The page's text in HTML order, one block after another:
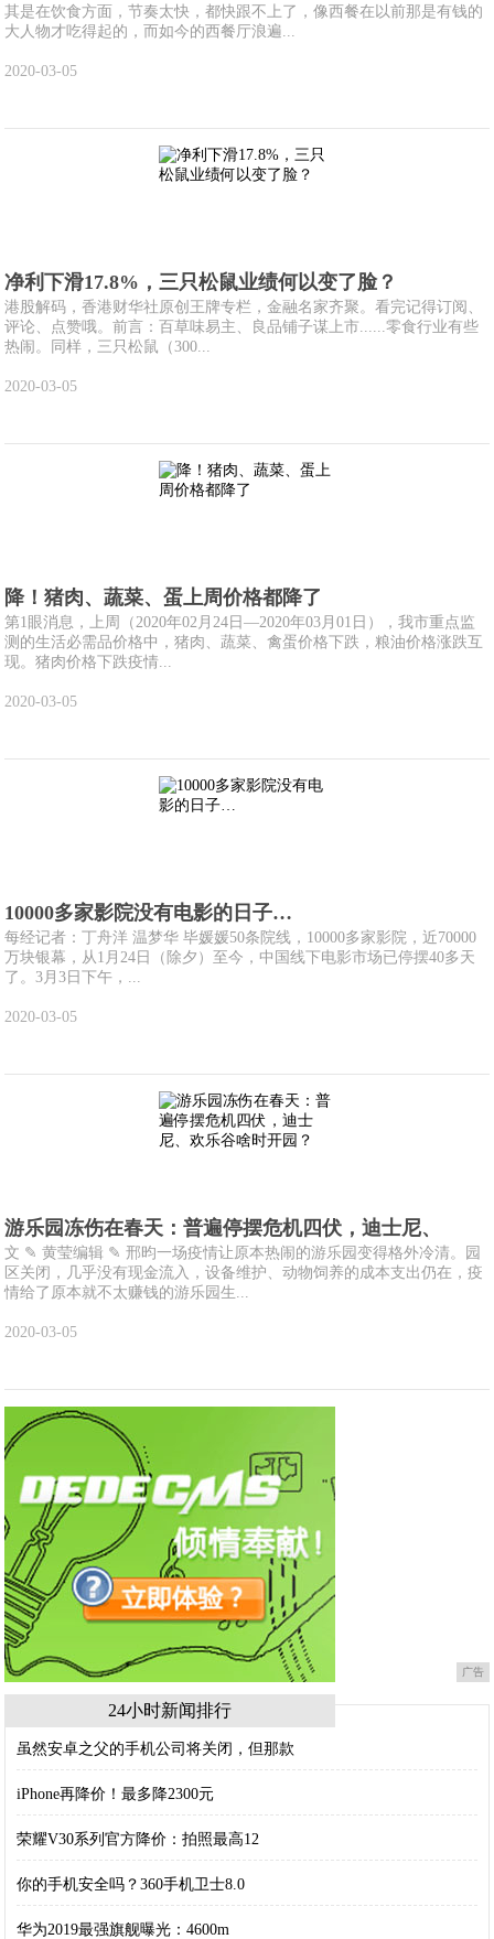
其是在饮食方面，节奏太快，都快跟不上了，像西餐在以前那是有钱的
大人物才吃得起的，而如今的西餐厅浪遍...
2020-03-05
净利下滑17.8%，三只松鼠业绩何以变了脸？
港股解码，香港财华社原创王牌专栏，金融名家齐聚。看完记得订阅、
评论、点赞哦。前言：百草味易主、良品铺子谋上市......零食行业有些
热闹。同样，三只松鼠（300...
2020-03-05
降！猪肉、蔬菜、蛋上周价格都降了
第1眼消息，上周（2020年02月24日—2020年03月01日），我市重点监
测的生活必需品价格中，猪肉、蔬菜、禽蛋价格下跌，粮油价格涨跌互
现。猪肉价格下跌疫情...
2020-03-05
10000多家影院没有电影的日子…
每经记者：丁舟洋 温梦华 毕媛媛50条院线，10000多家影院，近70000
万块银幕，从1月24日（除夕）至今，中国线下电影市场已停摆40多天
了。3月3日下午，...
2020-03-05
游乐园冻伤在春天：普遍停摆危机四伏，迪士尼、
文 ✎ 黄莹编辑 ✎ 邢昀一场疫情让原本热闹的游乐园变得格外冷清。园
区关闭，几乎没有现金流入，设备维护、动物饲养的成本支出仍在，疫
情给了原本就不太赚钱的游乐园生...
2020-03-05
广告
24小时新闻排行
虽然安卓之父的手机公司将关闭，但那款
iPhone再降价！最多降2300元
荣耀V30系列官方降价：拍照最高12
你的手机安全吗？360手机卫士8.0
华为2019最强旗舰曝光：4600m